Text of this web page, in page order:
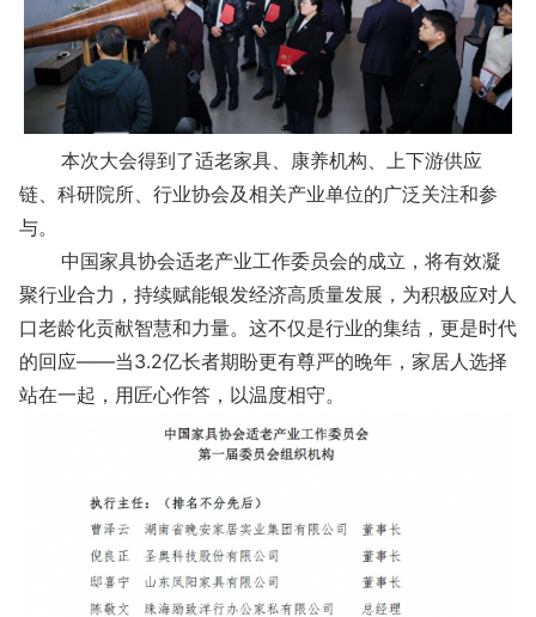
本次大会得到了适老家具、康养机构、上下游供应
链、科研院所、行业协会及相关产业单位的广泛关注和参
与。
中国家具协会适老产业工作委员会的成立，将有效凝
聚行业合力，持续赋能银发经济高质量发展，为积极应对人
口老龄化贡献智慧和力量。这不仅是行业的集结，更是时代
的回应——当3.2亿长者期盼更有尊严的晚年，家居人选择
站在一起，用匠心作答，以温度相守。